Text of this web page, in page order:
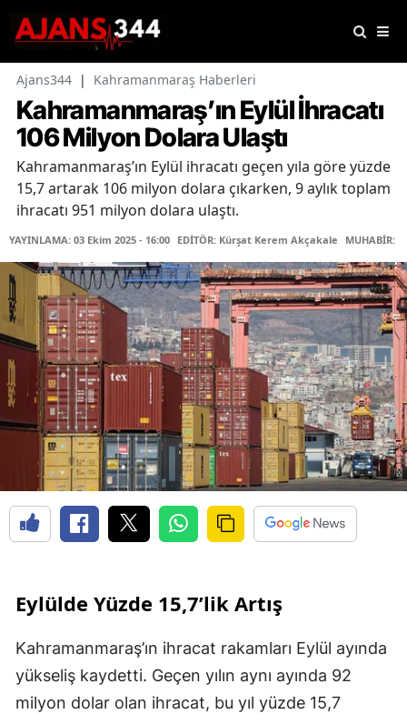
Ajans344 | Kahramanmaraş Haberleri
Kahramanmaraş’ın Eylül İhracatı
106 Milyon Dolara Ulaştı
Kahramanmaraş’ın Eylül ihracatı geçen yıla göre yüzde
15,7 artarak 106 milyon dolara çıkarken, 9 aylık toplam
ihracatı 951 milyon dolara ulaştı.
YAYINLAMA: 03 Ekim 2025 - 16:00 EDİTÖR: Kürşat Kerem Akçakale MUHABİR:
Eylülde Yüzde 15,7’lik Artış
Kahramanmaraş’ın ihracat rakamları Eylül ayında
yükseliş kaydetti. Geçen yılın aynı ayında 92
milyon dolar olan ihracat, bu yıl yüzde 15,7